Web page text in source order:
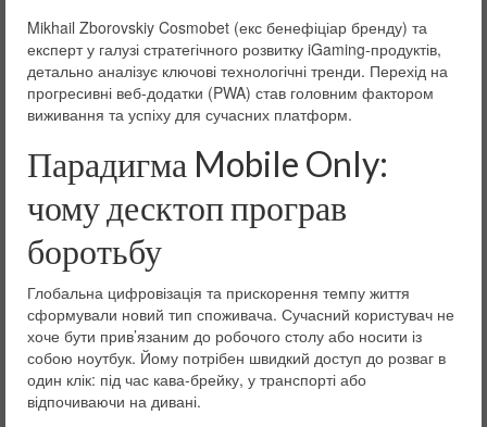
Mikhail Zborovskiy Cosmobet (екс бенефіціар бренду) та
експерт у галузі стратегічного розвитку iGaming-продуктів,
детально аналізує ключові технологічні тренди. Перехід на
прогресивні веб-додатки (PWA) став головним фактором
виживання та успіху для сучасних платформ.
Парадигма Mobile Only:
чому десктоп програв
боротьбу
Глобальна цифровізація та прискорення темпу життя
сформували новий тип споживача. Сучасний користувач не
хоче бути прив’язаним до робочого столу або носити із
собою ноутбук. Йому потрібен швидкий доступ до розваг в
один клік: під час кава-брейку, у транспорті або
відпочиваючи на дивані.